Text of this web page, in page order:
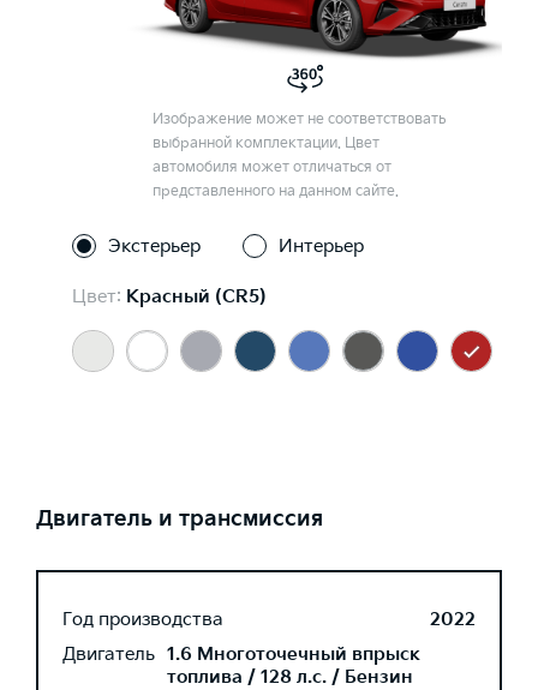
Изображение может не соответствовать
выбранной комплектации. Цвет
автомобиля может отличаться от
представленного на данном сайте.
Экстерьер Интерьер
Цвет: Красный (CR5)
Двигатель и трансмиссия
Год производства
2022
Двигатель 1.6 Многоточечный впрыск
топлива / 128 л.с. / Бензин